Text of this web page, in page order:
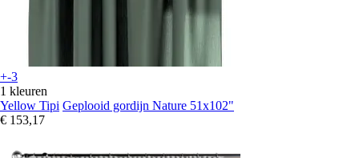
+-3
1 kleuren
Yellow Tipi Geplooid gordijn Nature 51x102"
€ 153,17